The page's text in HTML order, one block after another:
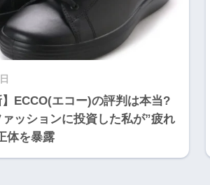
】ECCO(エコー)の評判は本当?
ッションに投資した私が”疲れ
体を暴露